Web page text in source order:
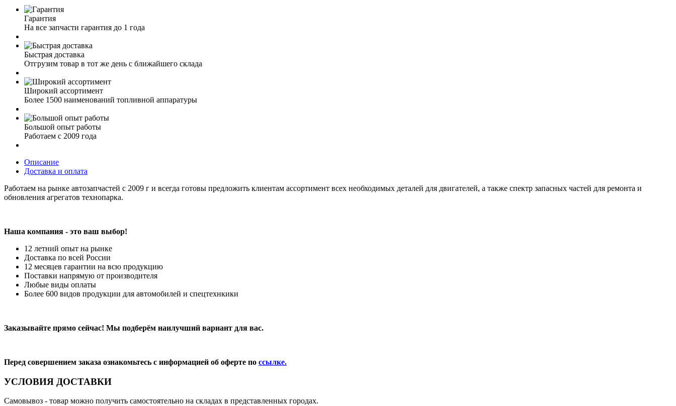
Гарантия
На все запчасти гарантия до 1 года
Быстрая доставка
Отгрузим товар в тот же день с ближайшего склада
Широкий ассортимент
Более 1500 наименований топливной аппаратуры
Большой опыт работы
Работаем с 2009 года
Описание
Доставка и оплата
Работаем на рынке автозапчастей с 2009 г и всегда готовы предложить клиентам ассортимент всех необходимых деталей для двигателей, а также спектр запасных частей для ремонта и
обновления агрегатов технопарка.
Наша компания - это ваш выбор!
12 летний опыт на рынке
Доставка по всей России
12 месяцев гарантии на всю продукцию
Поставки напрямую от производителя
Любые виды оплаты
Более 600 видов продукции для автомобилей и спецтехнкики
Заказывайте прямо сейчас! Мы подберём наилучший вариант для вас.
Перед совершением заказа ознакомьтесь с информацией об оферте по ссылке.
УСЛОВИЯ ДОСТАВКИ
Самовывоз - товар можно получить самостоятельно на складах в представленных городах.